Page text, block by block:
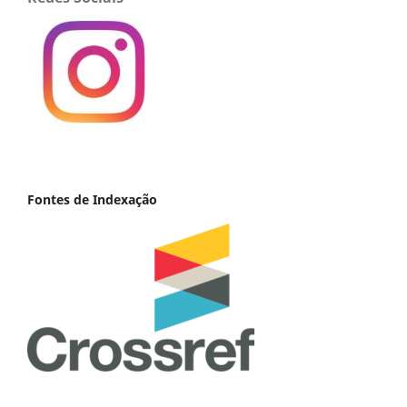
Fontes de Indexação